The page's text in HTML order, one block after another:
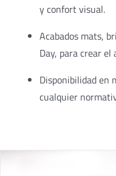
y confort visual.
Acabados mats,
Day, para crear el
Disponibilidad en
cualquier